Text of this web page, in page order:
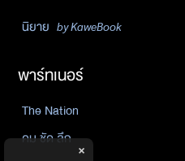
นิยาย by KaweBook
พาร์ทเนอร์
The Nation
คม ชัด ลึก
×